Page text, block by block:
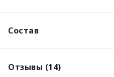
Состав
Отзывы (14)